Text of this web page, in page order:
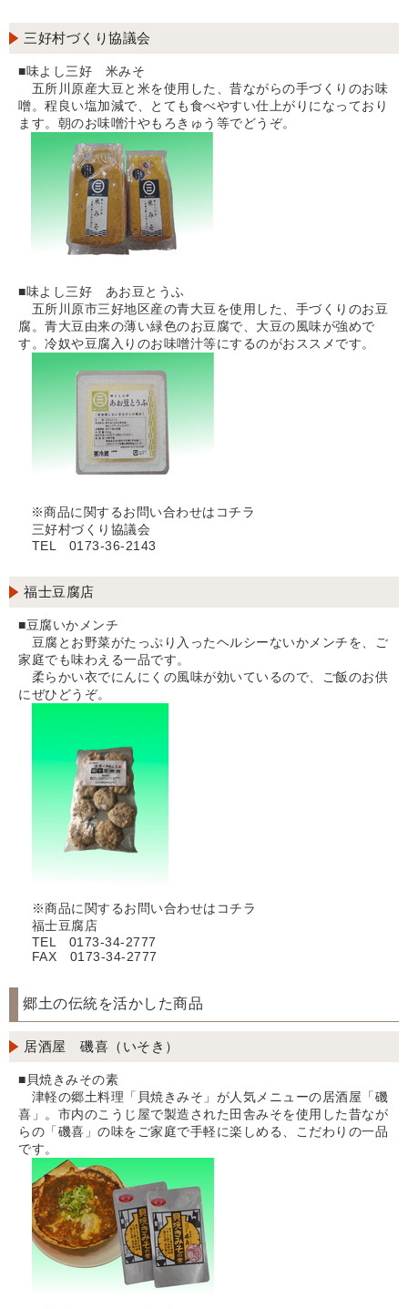
三好村づくり協議会
■味よし三好 米みそ
五所川原産大豆と米を使用した、昔ながらの手づくりのお味
噌。程良い塩加減で、とても食べやすい仕上がりになっており
ます。朝のお味噌汁やもろきゅう等でどうぞ。
■味よし三好 あお豆とうふ
五所川原市三好地区産の青大豆を使用した、手づくりのお豆
腐。青大豆由来の薄い緑色のお豆腐で、大豆の風味が強めで
す。冷奴や豆腐入りのお味噌汁等にするのがおススメです。
※商品に関するお問い合わせはコチラ
三好村づくり協議会
TEL 0173-36-2143
福士豆腐店
■豆腐いかメンチ
豆腐とお野菜がたっぷり入ったヘルシーないかメンチを、ご
家庭でも味わえる一品です。
柔らかい衣でにんにくの風味が効いているので、ご飯のお供
にぜひどうぞ。
※商品に関するお問い合わせはコチラ
福士豆腐店
TEL 0173-34-2777
FAX 0173-34-2777
郷土の伝統を活かした商品
居酒屋 磯喜（いそき）
■貝焼きみその素
津軽の郷土料理「貝焼きみそ」が人気メニューの居酒屋「磯
喜」。市内のこうじ屋で製造された田舎みそを使用した昔なが
らの「磯喜」の味をご家庭で手軽に楽しめる、こだわりの一品
です。